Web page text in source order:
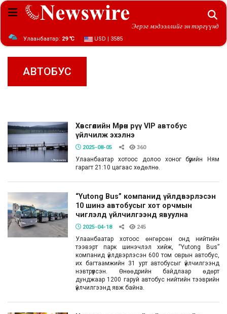
Эерэг мэдээллийг эн тэргүүнд
Улаанбаатар: 29 ℃ USD | 3585
АВТОБУС
Хөвсгөлийн Мөрөн рүү VIP автобус
үйлчилж эхэлнэ
2025-08-05 360
Улаанбаатар хотоос долоо хоног бүрийн Ням
гарагт 21:10 цагаас хөдөлнө.
“Yutong Bus” компанид үйлдвэрлэсэн
10 шинэ автобусыг хот орчмын
чиглэлд үйлчилгээнд явуулна
2025-04-18 245
Улаанбаатар хотоос өнгөрсөн онд нийтийн
тээвэрт парк шинэчлэл хийж, “Yutong Bus”
компанид үйлдвэрлэсэн 600 том оврын автобус,
их багтаамжийн 31 урт автобусыг үйлчилгээнд
нэвтрүүлсэн. Өнөөдрийн байдлаар өдөрт
дунджаар 1200 гаруй автобус нийтийн тээврийн
үйлчилгээнд явж байна.